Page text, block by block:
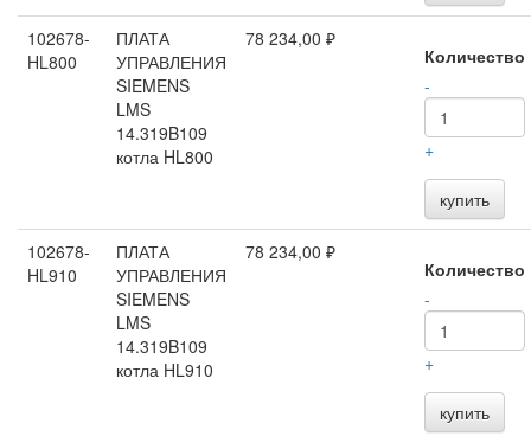
102678-
HL800
ПЛАТА
УПРАВЛЕНИЯ
SIEMENS
LMS
14.319B109
котла HL800
78 234,00 ₽
Количество
-
+
купить
102678-
HL910
ПЛАТА
УПРАВЛЕНИЯ
SIEMENS
LMS
14.319B109
котла HL910
78 234,00 ₽
Количество
-
+
купить